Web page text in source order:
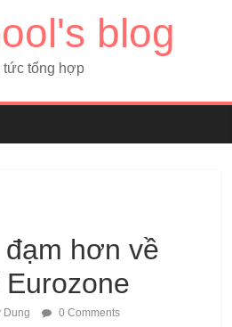
blog
tức tổng hợp
hơn về
Dung 0 Comments